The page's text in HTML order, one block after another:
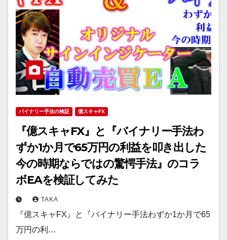
バイナリー手法の検証 億スキャFX
『億スキャFX』と『バイナリー手法わ
ずか1か月で65万円の利益を叩き出した
今の時期ならではの驚愕手法』のコラ
ボEAを検証してみた
TAKA
『億スキャFX』と『バイナリー手法わずか1か月で65
万円の利…